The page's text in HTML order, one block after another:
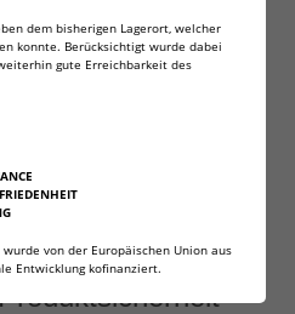
dem bisherigen Lagerort, welcher
konnte. Berücksichtigt wurde dabei
gute Erreichbarkeit des
von der Europäischen Union aus
Entwicklung kofinanziert.